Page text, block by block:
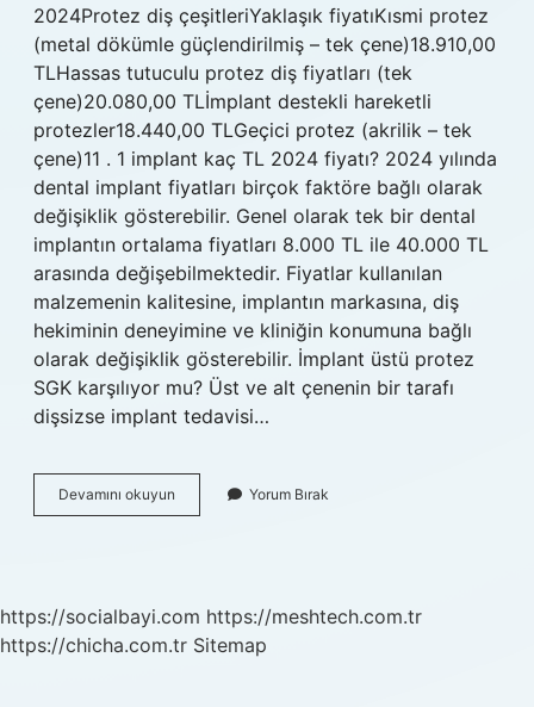
2024Protez diş çeşitleriYaklaşık fiyatıKısmi protez
(metal dökümle güçlendirilmiş – tek çene)18.910,00
TLHassas tutuculu protez diş fiyatları (tek
çene)20.080,00 TLİmplant destekli hareketli
protezler18.440,00 TLGeçici protez (akrilik – tek
çene)11 . 1 implant kaç TL 2024 fiyatı? 2024 yılında
dental implant fiyatları birçok faktöre bağlı olarak
değişiklik gösterebilir. Genel olarak tek bir dental
implantın ortalama fiyatları 8.000 TL ile 40.000 TL
arasında değişebilmektedir. Fiyatlar kullanılan
malzemenin kalitesine, implantın markasına, diş
hekiminin deneyimine ve kliniğin konumuna bağlı
olarak değişiklik gösterebilir. İmplant üstü protez
SGK karşılıyor mu? Üst ve alt çenenin bir tarafı
dişsizse implant tedavisi…
Devamını okuyun
Üstü
Yorum Bırak
https://socialbayi.com https://meshtech.com.tr
https://chicha.com.tr Sitemap